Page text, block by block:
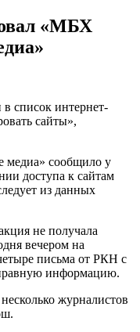
«МБХ
в список интернет-
сайты»,
медиа» сообщило у
доступа к сайтам
из данных
не получала
вечером на
письма от РКН с
информацию.
журналистов